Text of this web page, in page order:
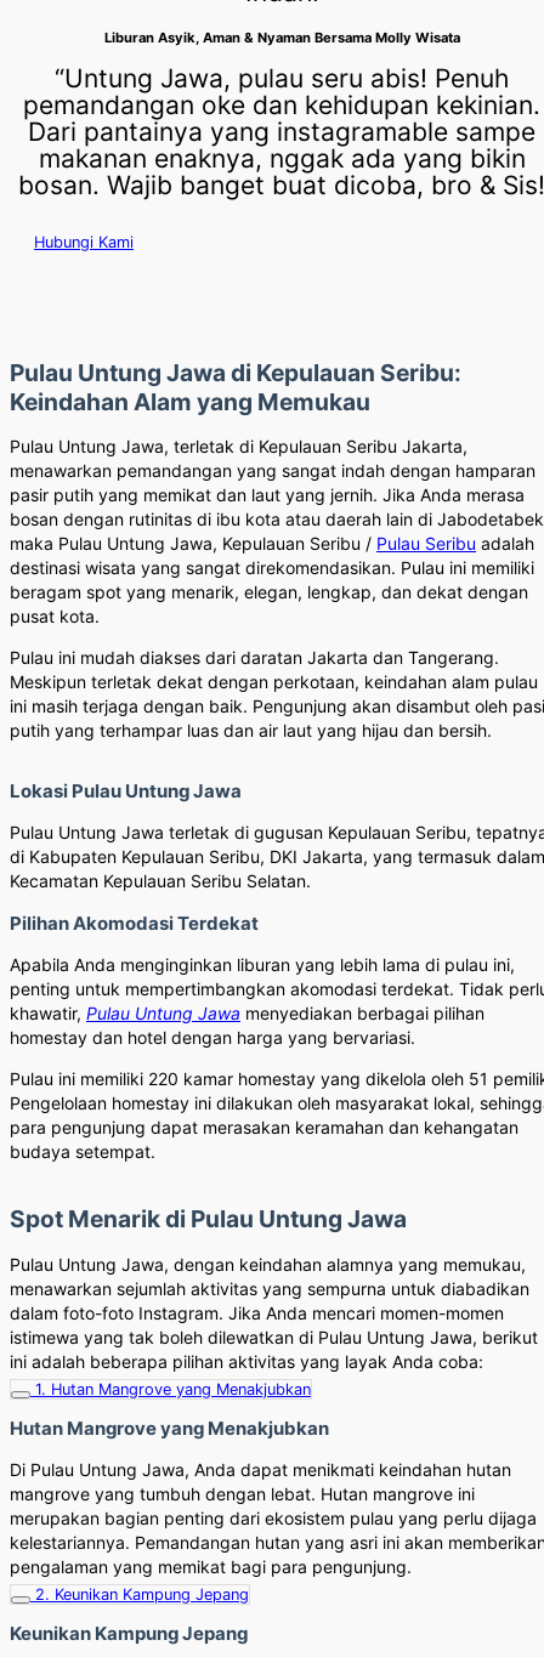
Liburan Asyik, Aman & Nyaman Bersama Molly Wisata
“Untung Jawa, pulau seru abis! Penuh
pemandangan oke dan kehidupan kekinian.
Dari pantainya yang instagramable sampe
makanan enaknya, nggak ada yang bikin
bosan. Wajib banget buat dicoba, bro & Sis!
Hubungi Kami
Pulau Untung Jawa di Kepulauan Seribu:
Keindahan Alam yang Memukau
Pulau Untung Jawa, terletak di Kepulauan Seribu Jakarta,
menawarkan pemandangan yang sangat indah dengan hamparan
pasir putih yang memikat dan laut yang jernih. Jika Anda merasa
bosan dengan rutinitas di ibu kota atau daerah lain di
maka Pulau Untung Jawa, Kepulauan Seribu / Pulau Seribu adalah
destinasi wisata yang sangat direkomendasikan. Pulau ini memiliki
beragam spot yang menarik, elegan, lengkap, dan dekat dengan
pusat kota.
Pulau ini mudah diakses dari daratan Jakarta dan Tangerang.
Meskipun terletak dekat dengan perkotaan, keindahan alam pulau
ini masih terjaga dengan baik. Pengunjung akan disambut oleh
putih yang terhampar luas dan air laut yang hijau dan bersih.
Lokasi Pulau Untung Jawa
Pulau Untung Jawa terletak di gugusan Kepulauan Seribu,
di Kabupaten Kepulauan Seribu, DKI Jakarta, yang termasuk dalam
Kecamatan Kepulauan Seribu Selatan.
Pilihan Akomodasi Terdekat
Apabila Anda menginginkan liburan yang lebih lama di pulau ini,
penting untuk mempertimbangkan akomodasi terdekat. Tidak
khawatir, Pulau Untung Jawa menyediakan berbagai pilihan
homestay dan hotel dengan harga yang bervariasi.
Pulau ini memiliki 220 kamar homestay yang dikelola oleh 51
Pengelolaan homestay ini dilakukan oleh masyarakat lokal,
para pengunjung dapat merasakan keramahan dan kehangatan
budaya setempat.
Spot Menarik di Pulau Untung Jawa
Pulau Untung Jawa, dengan keindahan alamnya yang memukau,
menawarkan sejumlah aktivitas yang sempurna untuk diabadikan
dalam foto-foto Instagram. Jika Anda mencari momen-momen
istimewa yang tak boleh dilewatkan di Pulau Untung Jawa, berikut
ini adalah beberapa pilihan aktivitas yang layak Anda coba:
1. Hutan Mangrove yang Menakjubkan
Hutan Mangrove yang Menakjubkan
Di Pulau Untung Jawa, Anda dapat menikmati keindahan hutan
mangrove yang tumbuh dengan lebat. Hutan mangrove ini
merupakan bagian penting dari ekosistem pulau yang perlu dijaga
kelestariannya. Pemandangan hutan yang asri ini akan
pengalaman yang memikat bagi para pengunjung.
2. Keunikan Kampung Jepang
Keunikan Kampung Jepang